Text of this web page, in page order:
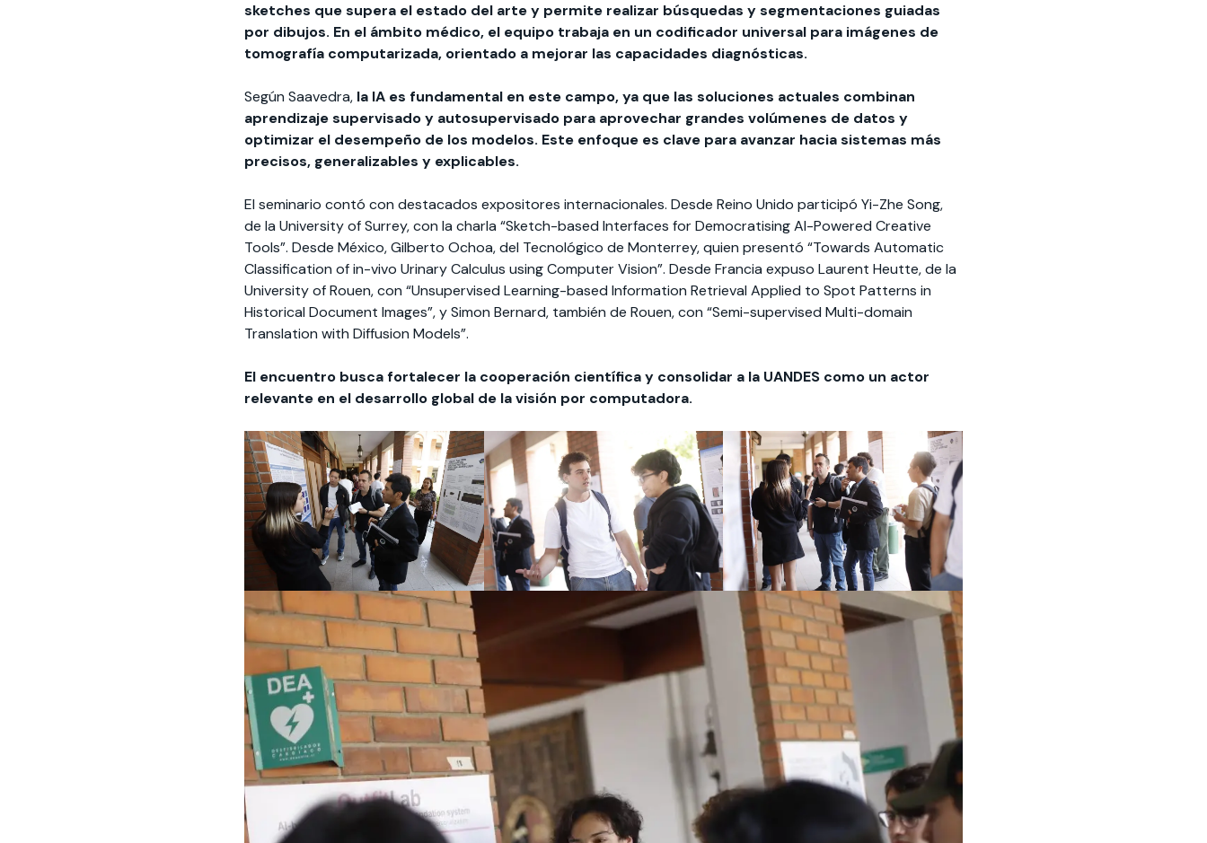
sketches que supera el estado del arte y permite realizar búsquedas y segmentaciones guiadas
por dibujos. En el ámbito médico, el equipo trabaja en un codificador universal para imágenes de
tomografía computarizada, orientado a mejorar las capacidades diagnósticas.
Según Saavedra, la IA es fundamental en este campo, ya que las soluciones actuales combinan
aprendizaje supervisado y autosupervisado para aprovechar grandes volúmenes de datos y
optimizar el desempeño de los modelos. Este enfoque es clave para avanzar hacia sistemas más
precisos, generalizables y explicables.
El seminario contó con destacados expositores internacionales. Desde Reino Unido participó Yi-Zhe Song,
de la University of Surrey, con la charla “Sketch-based Interfaces for Democratising AI-Powered Creative
Tools”. Desde México, Gilberto Ochoa, del Tecnológico de Monterrey, quien presentó “Towards Automatic
Classification of in-vivo Urinary Calculus using Computer Vision”. Desde Francia expuso Laurent Heutte, de la
University of Rouen, con “Unsupervised Learning-based Information Retrieval Applied to Spot Patterns in
Historical Document Images”, y Simon Bernard, también de Rouen, con “Semi-supervised Multi-domain
Translation with Diffusion Models”.
El encuentro busca fortalecer la cooperación científica y consolidar a la UANDES como un actor
relevante en el desarrollo global de la visión por computadora.